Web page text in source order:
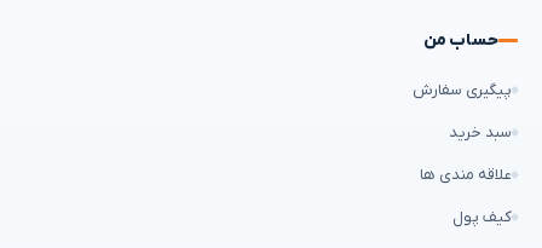
حساب من
پیگیری سفارش
سبد خرید
علاقه مندی ها
کیف پول